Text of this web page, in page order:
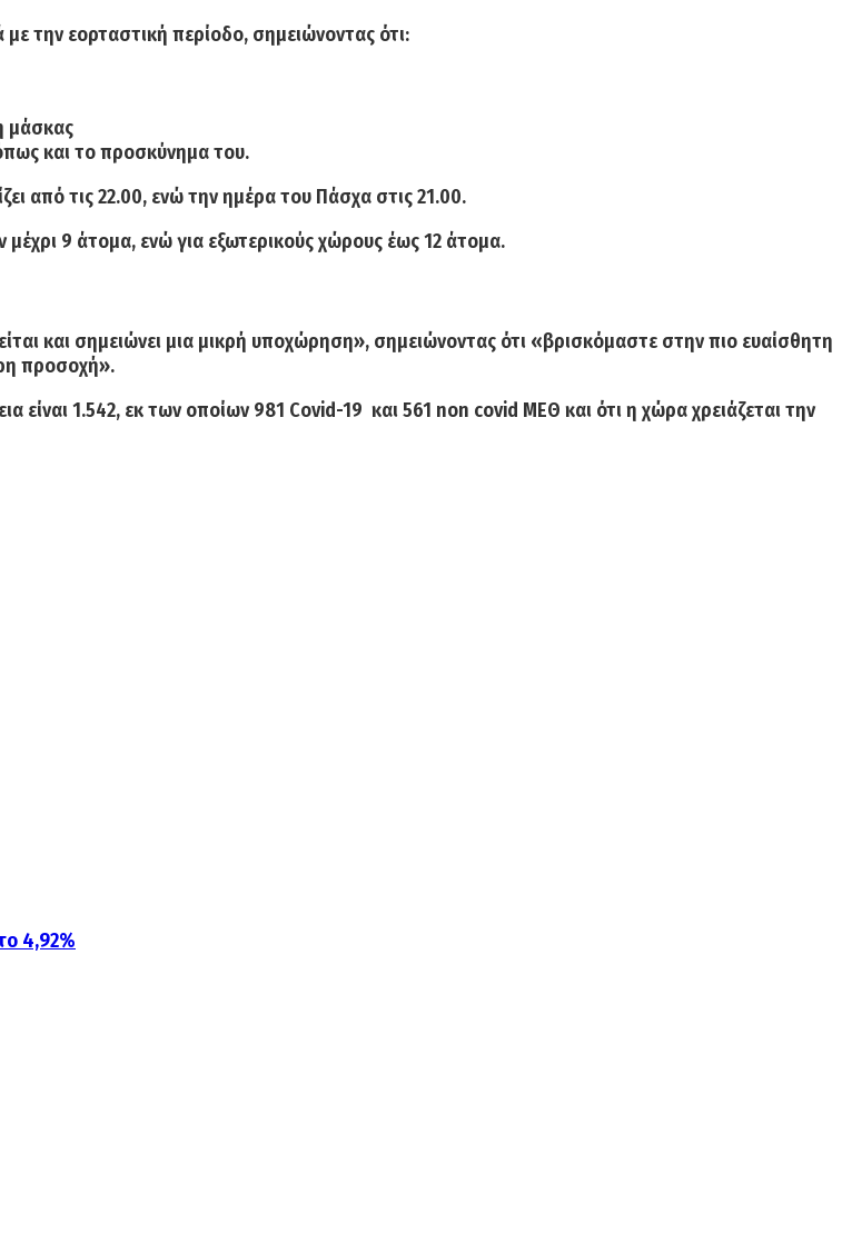
την εορταστική περίοδο, σημειώνοντας ότι:
μάσκας
και το προσκύνημα του.
από τις 22.00, ενώ την ημέρα του Πάσχα στις21.00.
μέχρι 9 άτομα, ενώ για εξωτερικούς χώρους έως 12 άτομα.
και σημειώνει μια μικρή υποχώρηση», σημειώνοντας ότι «βρισκόμαστε στην πιο ευαίσθητη
προσοχή».
είναι 1.542, εκ των οποίων 981 Covid-19 και561 non covid ΜΕΘ και ότι η χώρα χρειάζεται την
4,92%